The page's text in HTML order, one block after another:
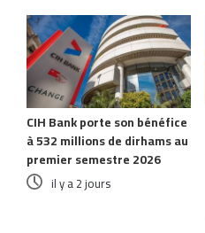
CIH Bank porte son bénéfice
à 532 millions de dirhams au
premier semestre 2026
il y a 2 jours